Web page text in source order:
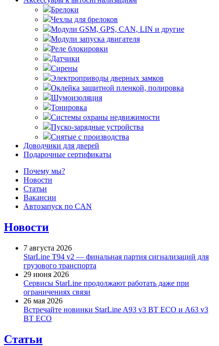
Брелоки
Чехлы для брелоков
Модули GSM, GPS, CAN, LIN и другие
Модули запуска двигателя
Реле блокировки
Датчики
Сирены
Электроприводы дверных замков
Оклейка защитной пленкой, полировка
Шумоизоляция
Тонировка
Системы охраны недвижимости
Пуско-зарядные устройства
Снятые с производства
Доводчики для дверей
Подарочные сертификаты
Почему мы?
Новости
Статьи
Вакансии
Автозапуск по CAN
Новости
7 августа 2026
StarLine T94 v2 — финальная партия сигнализаций для
грузового транспорта
29 июня 2026
Сервисы StarLine продолжают работать даже при
ограничениях связи
26 мая 2026
Встречайте новинки StarLine A93 v3 BT ECO и A63 v3
BT ECO
Статьи